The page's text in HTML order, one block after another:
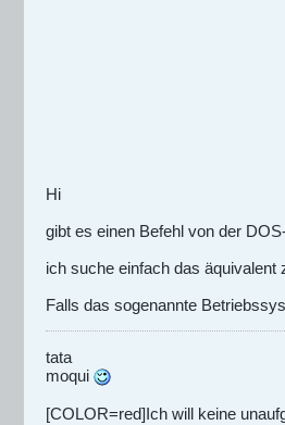
Hi
gibt es einen Befehl von der
ich suche einfach das äquivalent
Falls das sogenannte
tata
moqui
[COLOR=red]Ich will keine